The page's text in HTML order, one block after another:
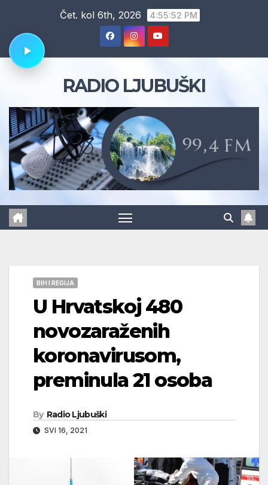
content
Čet. kol 6th, 2026 4:55:53 PM
RADIO LJUBUŠKI
BIH I REGIJA
U Hrvatskoj 480
novozaraženih
koronavirusom,
preminula 21 osoba
By Radio Ljubuški
SVI 16, 2021